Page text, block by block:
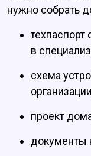
нужно собрать
в
схема
проект
документы